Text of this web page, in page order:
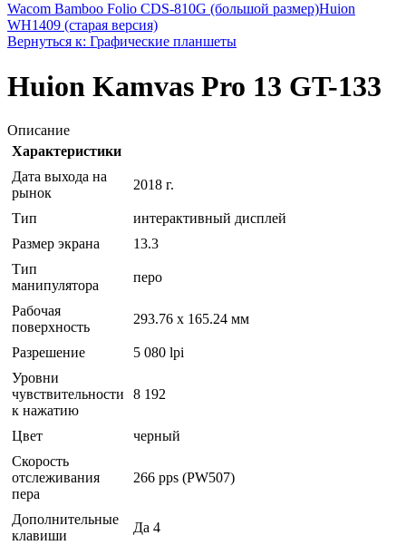
Wacom Bamboo Folio CDS-810G (большой размер)Huion
WH1409 (старая версия)
Вернуться к: Графические планшеты
Huion Kamvas Pro 13 GT-133
Описание
Характеристики
Дата выхода на
рынок
2018 г.
Тип
интерактивный дисплей
Размер экрана
13.3
Тип
манипулятора
перо
Рабочая
поверхность
293.76 x 165.24 мм
Разрешение
5 080 lpi
Уровни
чувствительности
к нажатию
8 192
Цвет
черный
Скорость
отслеживания
пера
266 pps (PW507)
Дополнительные
клавиши
Да 4